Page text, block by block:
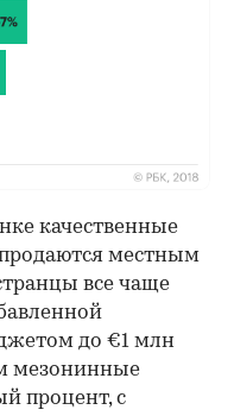
качественные
местным
все чаще
до €1 млн
мезонинные
процент, с